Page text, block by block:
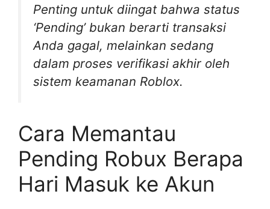
Penting untuk diingat bahwa status
‘Pending’ bukan berarti transaksi
Anda gagal, melainkan sedang
dalam proses verifikasi akhir oleh
sistem keamanan Roblox.
Cara Memantau
Pending Robux Berapa
Hari Masuk ke Akun